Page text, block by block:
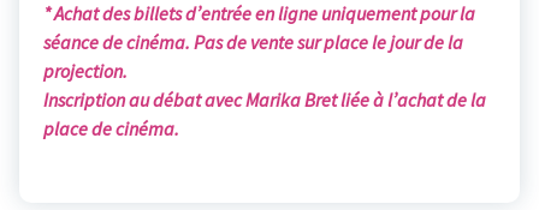
* Achat des billets d’entrée en ligne uniquement pour la
séance decinéma. Pas de vente sur place le jour de la
projection.
Inscription au débat avec Marika Bret liée à l’achat de la
place de cinéma.